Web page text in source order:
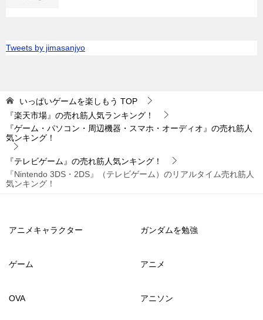
Tweets by jimasanjyo
いっぱいゲームを楽しもう TOP
『楽天市場』の売れ筋人気ランキング！
『ゲーム・パソコン・周辺機器・スマホ・オーディオ』の売れ筋人
気ンキング！
『テレビゲーム』の売れ筋人気ンキング！
『Nintendo 3DS・2DS』（テレビゲーム）のリアルタイム売れ筋人
気ンキング！
アニメキャラクター ガンダムを勉強
ゲーム アニメ
OVA アニソン